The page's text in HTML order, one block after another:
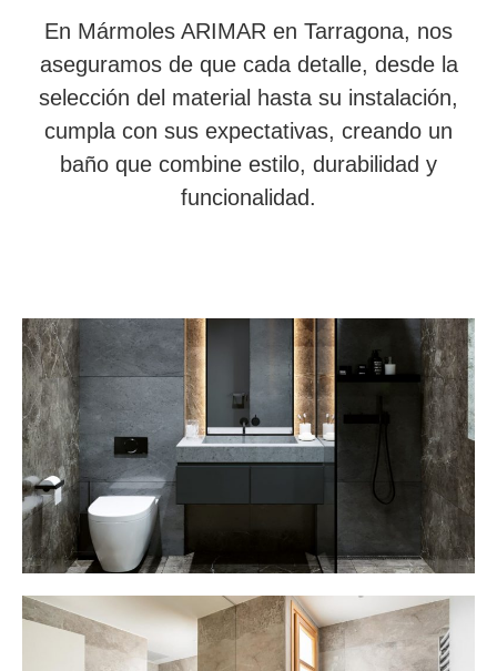
En Mármoles ARIMAR en Tarragona, nos
aseguramos de que cada detalle, desde la
selección del material hasta su instalación,
cumpla con sus expectativas, creando un
baño que combine estilo, durabilidad y
funcionalidad.